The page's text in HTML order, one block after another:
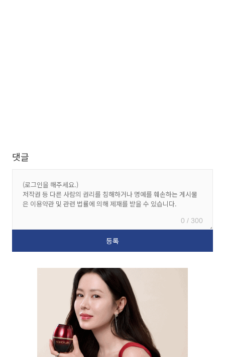
댓글
0 / 300